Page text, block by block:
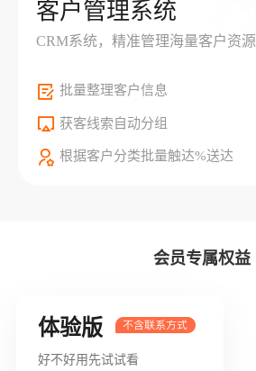
客户管理系统
CRM系统，精准管理海量客户资源
批量整理客户信息
获客线索自动分组
根据客户分类批量触达%送达
会员专属权益
体验版
好不好用先试试看